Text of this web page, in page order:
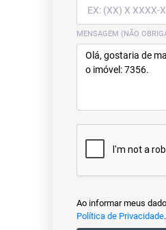
MENSAGEM (NÃO
Ao informar meus
Política de Privacidade.